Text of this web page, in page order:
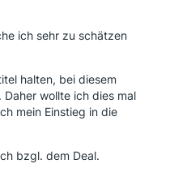
ich sehr zu schätzen
halten, bei diesem
wollte ich dies mal
mein Einstieg in die
bzgl. dem Deal.